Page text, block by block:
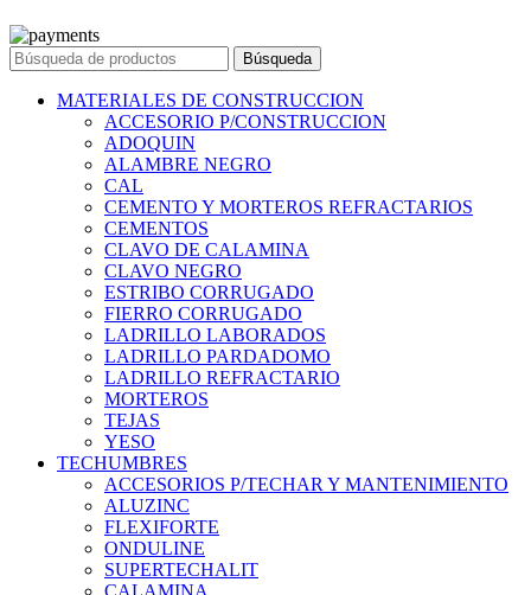
Búsqueda
MATERIALES DE CONSTRUCCION
ACCESORIO P/CONSTRUCCION
ADOQUIN
ALAMBRE NEGRO
CAL
CEMENTO Y MORTEROS REFRACTARIOS
CEMENTOS
CLAVO DE CALAMINA
CLAVO NEGRO
ESTRIBO CORRUGADO
FIERRO CORRUGADO
LADRILLO LABORADOS
LADRILLO PARDADOMO
LADRILLO REFRACTARIO
MORTEROS
TEJAS
YESO
TECHUMBRES
ACCESORIOS P/TECHAR Y MANTENIMIENTO
ALUZINC
FLEXIFORTE
ONDULINE
SUPERTECHALIT